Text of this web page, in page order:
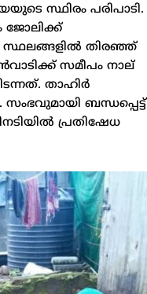
സ്ഥിരം പരിപാടി.
ജോലിക്ക്
സ്ഥലങ്ങളില്‍ തിരഞ്ഞ്
സമീപം നാല്
താഹിര്‍
ബന്ധപ്പെട്ട്
പ്രതിഷേധ